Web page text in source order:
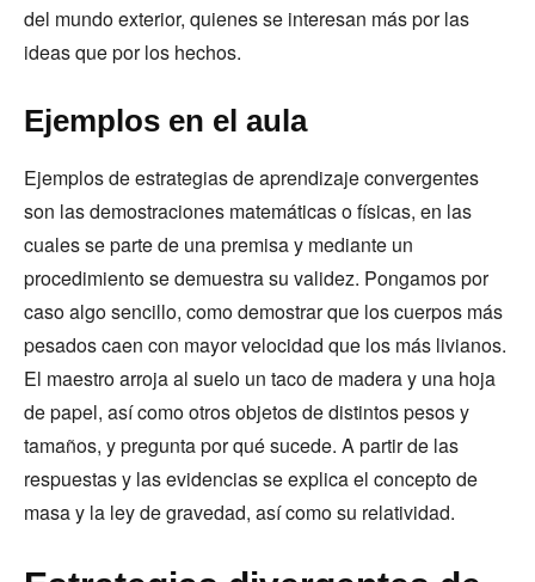
del mundo exterior, quienes se interesan más por las
ideas que por los hechos.
Ejemplos en el aula
Ejemplos de estrategias de aprendizaje convergentes
son las demostraciones matemáticas o físicas, en las
cuales se parte de una premisa y mediante un
procedimiento se demuestra su validez. Pongamos por
caso algo sencillo, como demostrar que los cuerpos más
pesados caen con mayor velocidad que los más livianos.
El maestro arroja al suelo un taco de madera y una hoja
de papel, así como otros objetos de distintos pesos y
tamaños, y pregunta por qué sucede. A partir de las
respuestas y las evidencias se explica el concepto de
masa y la ley de gravedad, así como su relatividad.